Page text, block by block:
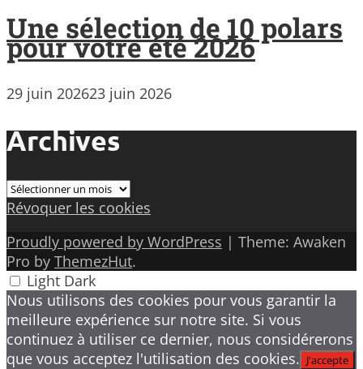
Une sélection de 10 polars
pour votre été 2026
29 juin 202623 juin 2026
Archives
Archives
Révoquer les cookies
Proudly powered by WordPress | Theme: Awaken
Pro by ThemezHut.
Light Dark
Nous utilisons des cookies pour vous garantir la
meilleure expérience sur notre site. Si vous
continuez à utiliser ce dernier, nous considérerons
que vous acceptez l'utilisation des cookies. J'accepte